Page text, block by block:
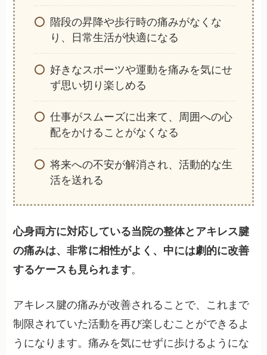
階段の昇降や歩行時の痛みがなくな
り、日常生活が快適になる
好きなスポーツや運動を痛みを気にせ
ず思い切り楽しめる
仕事がスムーズに出来て、周囲への心
配をかけることがなくなる
将来への不安が解消され、活動的な生
活を送れる
心身両方に対応している当院の整体とアキレス腱
の痛みは、非常に相性がよく、中には劇的に改善
するケースも見られます。
アキレス腱の痛みが改善されることで、これまで
制限されていた活動を再び楽しむことができるよ
うになります。痛みを気にせずに歩けるようにな